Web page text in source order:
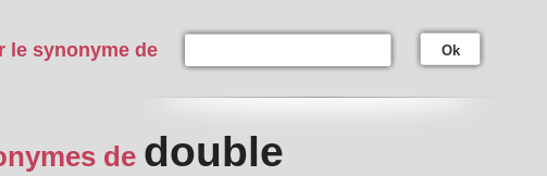
le synonyme de Ok
de double